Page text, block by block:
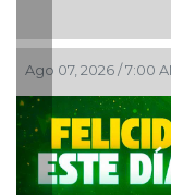
/ 7:00 AM